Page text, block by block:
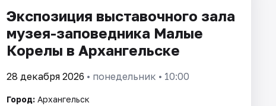
Экспозиция выставочного зала
музея-заповедника Малые
Корелы в Архангельске
28 декабря 2026 • понедельник • 10:00
Город: Архангельск